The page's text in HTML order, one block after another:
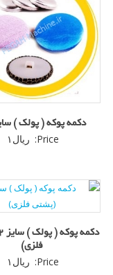
دکمه پوکه ( پولک ) سایز
Price: ریال ۱
فلزی)
Price: ریال ۱